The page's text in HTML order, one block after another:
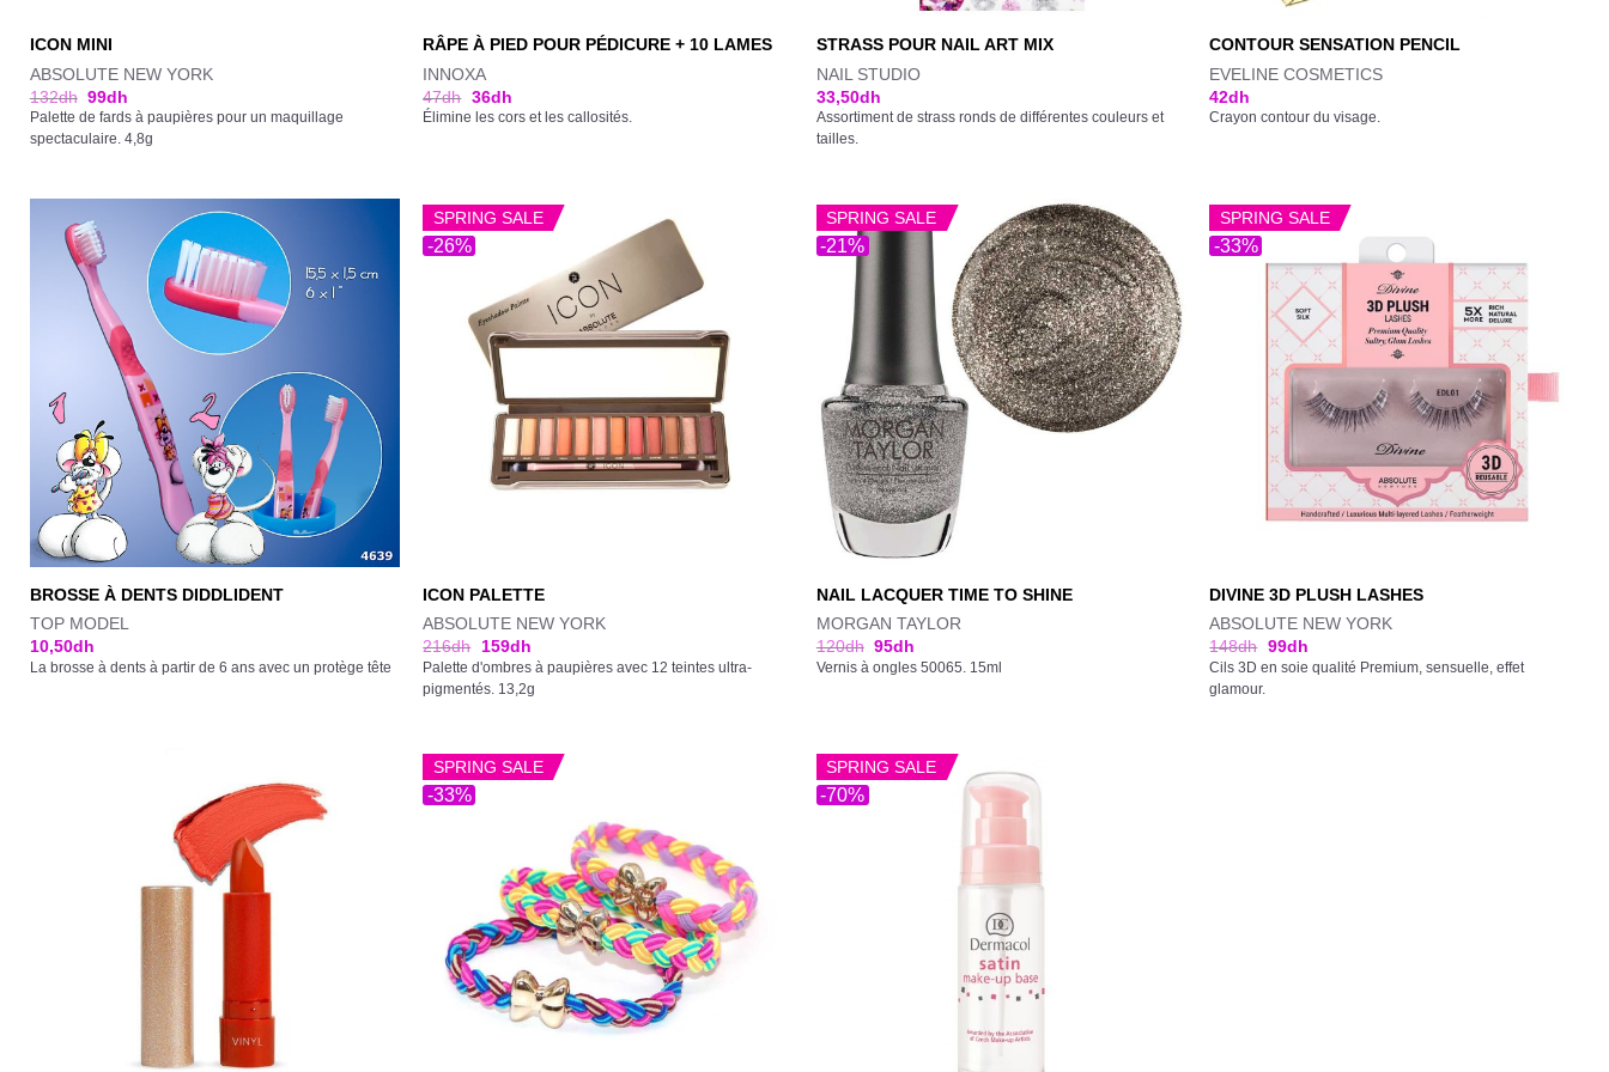
ICON MINI
ABSOLUTE NEW YORK
132dh 99dh
Palette de fards à paupières pour un maquillage
spectaculaire. 4,8g
RÂPE À PIED POUR PÉDICURE + 10 LAMES
INNOXA
47dh 36dh
Élimine les cors et les callosités.
STRASS POUR NAIL ART MIX
NAIL STUDIO
33,50dh
Assortiment de strass ronds de différentes couleurs et
tailles.
CONTOUR SENSATION PENCIL
EVELINE COSMETICS
42dh
Crayon contour du visage.
BROSSE À DENTS DIDDLIDENT
TOP MODEL
10,50dh
La brosse à dents à partir de 6 ans avec un protège tête
-26%
SPRING SALE
ICON PALETTE
ABSOLUTE NEW YORK
216dh 159dh
Palette d'ombres à paupières avec 12 teintes ultra-
pigmentés. 13,2g
-21%
SPRING SALE
NAIL LACQUER TIME TO SHINE
MORGAN TAYLOR
120dh 95dh
Vernis à ongles 50065. 15ml
-33%
SPRING SALE
DIVINE 3D PLUSH LASHES
ABSOLUTE NEW YORK
148dh 99dh
Cils 3D en soie qualité Premium, sensuelle, effet
glamour.
-33%
SPRING SALE
-70%
SPRING SALE